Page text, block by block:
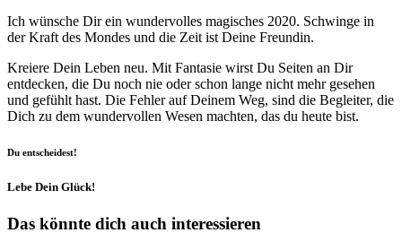
Ich wünsche Dir ein wundervolles magisches 2020. Schwinge in
der Kraft des Mondes und die Zeit ist Deine Freundin.
Kreiere Dein Leben neu. Mit Fantasie wirst Du Seiten an Dir
entdecken, die Du noch nie oder schon lange nicht mehr gesehen
und gefühlt hast. Die Fehler auf Deinem Weg, sind die Begleiter, die
Dich zu dem wundervollen Wesen machten, das du heute bist.
Du entscheidest!
Lebe Dein Glück!
Das könnte dich auch interessieren